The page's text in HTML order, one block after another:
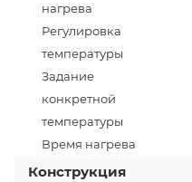
нагрева
Регулировка
температуры
Задание
конкретной
температуры
Время нагрева
Конструкция